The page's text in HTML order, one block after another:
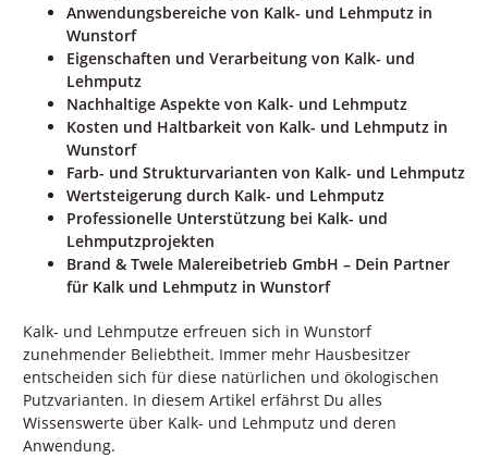
Anwendungsbereiche von Kalk- und Lehmputz in
Wunstorf
Eigenschaften und Verarbeitung von Kalk- und
Lehmputz
Nachhaltige Aspekte von Kalk- und Lehmputz
Kosten und Haltbarkeit von Kalk- und Lehmputz in
Wunstorf
Farb- und Strukturvarianten von Kalk- und Lehmputz
Wertsteigerung durch Kalk- und Lehmputz
Professionelle Unterstützung bei Kalk- und
Lehmputzprojekten
Brand & Twele Malereibetrieb GmbH – Dein Partner
für Kalk und Lehmputz in Wunstorf
Kalk- und Lehmputze erfreuen sich in Wunstorf
zunehmender Beliebtheit. Immer mehr Hausbesitzer
entscheiden sich für diese natürlichen und ökologischen
Putzvarianten. In diesem Artikel erfährst Du alles
Wissenswerte über Kalk- und Lehmputz und deren
Anwendung.